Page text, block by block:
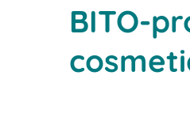
BITO-